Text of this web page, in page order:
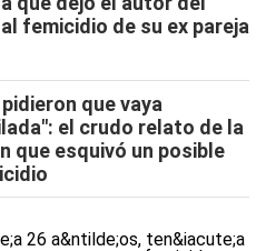
femicidio de su ex pareja
que vaya
el crudo relato de la
que esquivó un posible